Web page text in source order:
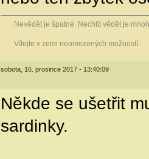
Nevědět je špatné. Nechtít vědět je
Vítejte v zemi neomezených možností.
sobota, 16. prosince 2017 - 13:40:09
Někde se ušetřit
sardinky.